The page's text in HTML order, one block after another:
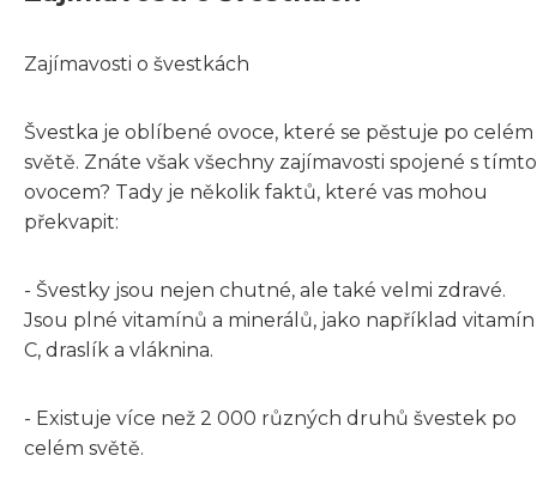
Zajímavosti o švestkách
Švestka je oblíbené ovoce, které se pěstuje po celém
světě. Znáte však všechny zajímavosti spojené s tímto
ovocem? Tady je několik faktů, které vas mohou
překvapit:
- Švestky jsou nejen chutné, ale také velmi zdravé.
Jsou plné vitamínů a minerálů, jako například vitamín
C, draslík a vláknina.
- Existuje více než 2 000 různých druhů švestek po
celém světě.